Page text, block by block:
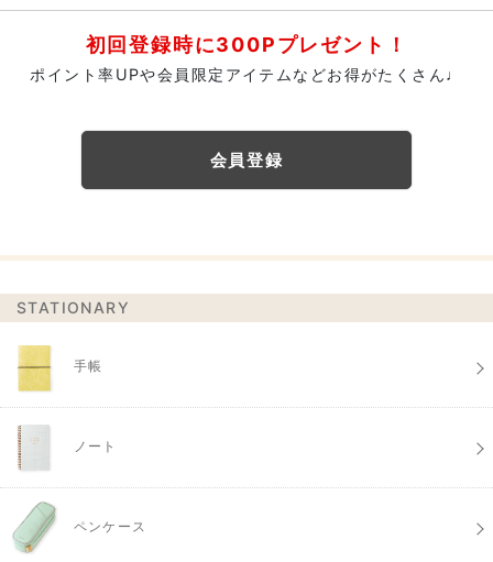
初回登録時に300Pプレゼント！
ポイント率UPや会員限定アイテムなどお得がたくさん♩
会員登録
STATIONARY
手帳
ノート
ペンケース